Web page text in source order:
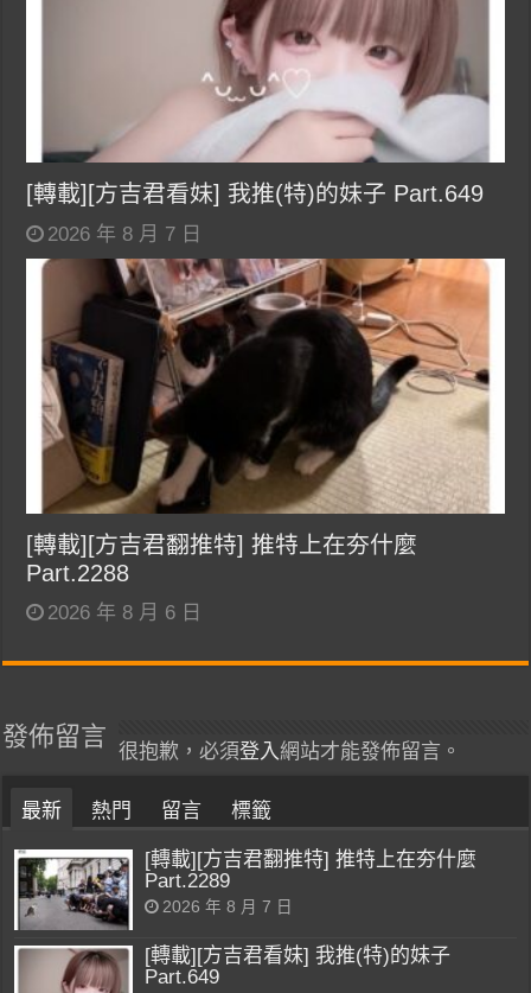
[轉載][方吉君看妹] 我推(特)的妹子 Part.649
2026 年 8 月 7 日
[轉載][方吉君翻推特] 推特上在夯什麼
Part.2288
2026 年 8 月 6 日
發佈留言
很抱歉，必須登入網站才能發佈留言。
最新 熱門 留言 標籤
[轉載][方吉君翻推特] 推特上在夯什麼
Part.2289
2026 年 8 月 7 日
[轉載][方吉君看妹] 我推(特)的妹子
Part.649